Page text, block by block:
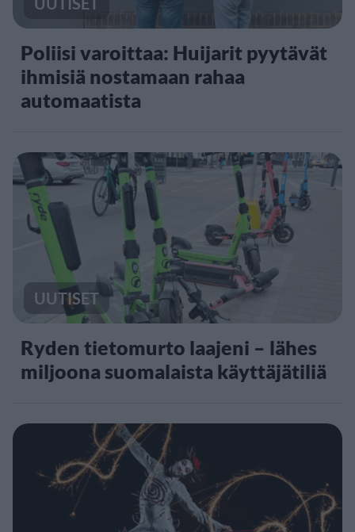
Poliisi varoittaa: Huijarit pyytävät
ihmisiä nostamaan rahaa
automaatista
UUTISET
Ryden tietomurto laajeni – lähes
miljoona suomalaista käyttäjätiliä